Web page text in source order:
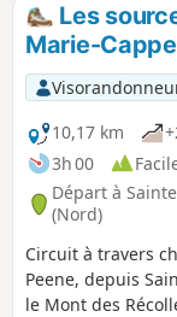
Les
Marie-
10,17 km
3h 00
Départ à
(Nord)
Circuit à travers
Peene, depuis
le Mont des